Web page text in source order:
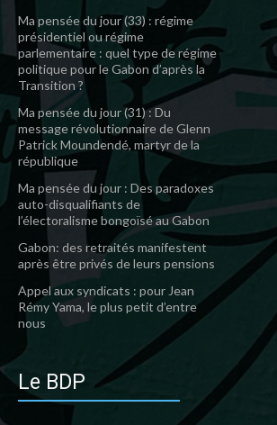
Ma pensée du jour (33) : régime
présidentiel ou régime
parlementaire : quel type de régime
politique pour le Gabon d’après la
Transition ?
Ma pensée du jour (31) : Du
message révolutionnaire de Glenn
Patrick Moundendé, martyr de la
république
Ma pensée du jour : Des paradoxes
auto-disqualifiants de
l’électoralisme bongoïsé au Gabon
Gabon: des retraités manifestent
après être privés de leurs pensions
Appel aux syndicats : pour Jean
Rémy Yama, le plus petit d’entre
nous
Le BDP